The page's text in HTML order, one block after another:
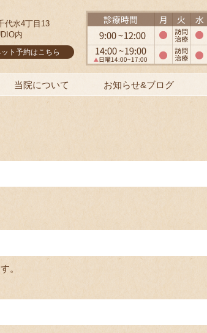
当院について お知らせ&ブログ
代水4丁目13
内
ト予約はこちら
。